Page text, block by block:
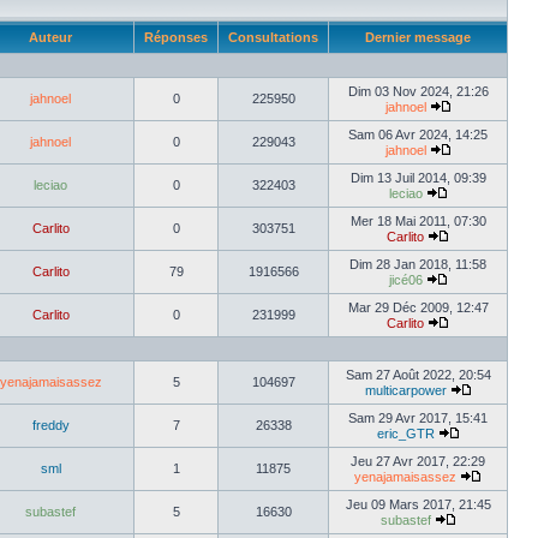
Auteur Réponses Consultations Dernier message
jahnoel 0 225950
Dim 03 Nov 2024, 21:26
jahnoel
jahnoel 0 229043
Sam 06 Avr 2024, 14:25
jahnoel
leciao 0 322403
Dim 13 Juil 2014, 09:39
leciao
Carlito 0 303751
Mer 18 Mai 2011, 07:30
Carlito
Carlito 79 1916566
Dim 28 Jan 2018, 11:58
jicé06
Carlito 0 231999
Mar 29 Déc 2009, 12:47
Carlito
yenajamaisassez 5 104697
Sam 27 Août 2022, 20:54
multicarpower
freddy 7 26338
Sam 29 Avr 2017, 15:41
eric_GTR
sml 1 11875
Jeu 27 Avr 2017, 22:29
yenajamaisassez
subastef 5 16630
Jeu 09 Mars 2017, 21:45
subastef